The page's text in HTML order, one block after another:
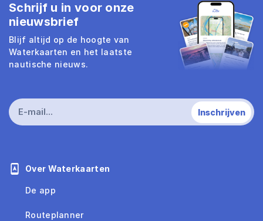
Over Waterkaarten
De app
Routeplanner
Schrijf u in voor onze
nieuwsbrief
Blijf altijd op de hoogte van
Waterkaarten en het laatste
nautische nieuws.